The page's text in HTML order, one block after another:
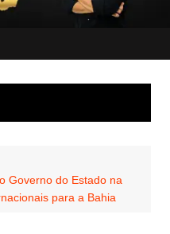
Governo do Estado na
para a Bahia